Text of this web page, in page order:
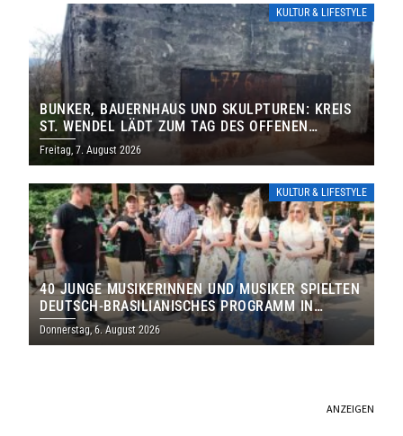
KULTUR & LIFESTYLE
BUNKER, BAUERNHAUS UND SKULPTUREN: KREIS
ST. WENDEL LÄDT ZUM TAG DES OFFENEN
DENKMALS EIN
Freitag, 7. August 2026
KULTUR & LIFESTYLE
40 JUNGE MUSIKERINNEN UND MUSIKER SPIELTEN
DEUTSCH-BRASILIANISCHES PROGRAMM IN
THOLEY
Donnerstag, 6. August 2026
ANZEIGEN